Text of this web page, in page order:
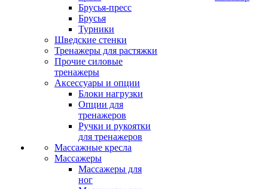
Брусья-пресс
Брусья
Турники
Шведские стенки
Тренажеры для растяжки
Прочие силовые
тренажеры
Аксессуары и опции
Блоки нагрузки
Опции для
тренажеров
Ручки и рукоятки
для тренажеров
Массажные кресла
Массажеры
Массажеры для
ног